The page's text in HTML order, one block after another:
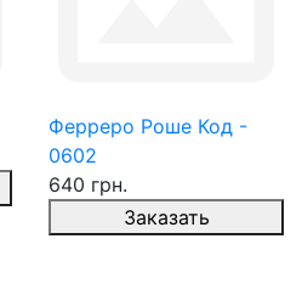
Ферреро Роше Код -
0602
640 грн.
Заказать